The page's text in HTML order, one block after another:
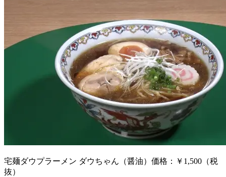
宅麺ダウプラーメン ダウちゃん（醤油）価格：￥1,500（税
抜）